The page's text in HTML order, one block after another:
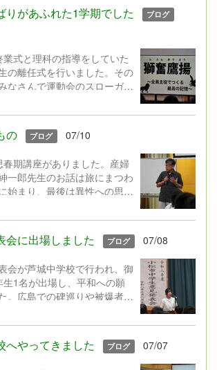
りがあふれた1学期でした ブログ
式と理科の指導をしていた
の離任式を行いました。その
なさんで運動会のスローガン
、団の色が決まるなど趣向を
、最後までみんなの笑顔やが
れた1学期でした。
B組、1年B組に決まりまし
の ブログ 07/10
期講座がありました。産婦
一郎先生のお話は旅にまつわ
始まり、最後は異性への思い
た。胸にグッとくる内容で、
で集中して聞いたり話したり
していました。
会に出場しました ブログ 07/08
会が芦城中学校で行われ、御
1名が出場し、平和への願
。広島での碑巡りや被爆者の
ました。「一人一人の発信が
「直接つながらなくても平和
人を増やし、つなげていく」
へやってきました ブログ 07/07